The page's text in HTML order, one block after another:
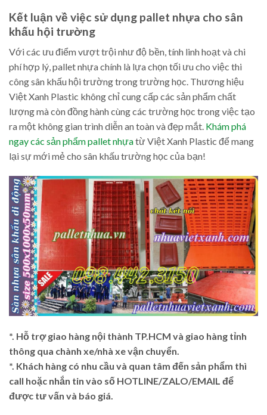
Kết luận về việc sử dụng pallet nhựa cho sân
khấu hội trường
Với các ưu điểm vượt trội như độ bền, tính linh hoạt và chi
phí hợp lý, pallet nhựa chính là lựa chọn tối ưu cho việc thi
công sân khấu hội trường trong trường học. Thương hiệu
Việt Xanh Plastic không chỉ cung cấp các sản phẩm chất
lượng mà còn đồng hành cùng các trường học trong việc tạo
ra một không gian trình diễn an toàn và đẹp mắt. Khám phá
ngay các sản phẩm pallet nhựatừ Việt Xanh Plastic để mang
lại sự mới mẻ cho sân khấu trường học của bạn!
*. Hỗ trợ giao hàng nội thành TP.HCM và giao hàng tỉnh
thông qua chành xe/nhà xe vận chuyển.
*. Khách hàng có nhu cầu và quan tâm đến sản phẩm thì
call hoặc nhắn tin vào số HOTLINE/ZALO/EMAIL để
được tư vấn và báo giá.